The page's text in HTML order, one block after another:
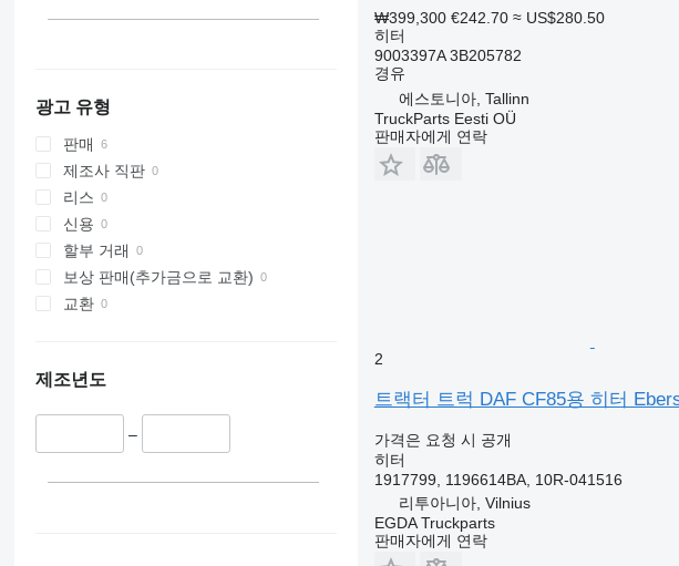
광고 유형
판매
제조사 직판
리스
신용
할부 거래
보상 판매(추가금으로 교환)
교환
제조년도
–
₩399,300 €242.70 ≈ US$280.50
히터
9003397A 3B205782
경유
에스토니아, Tallinn
TruckParts Eesti OÜ
판매자에게 연락
2
트랙터 트럭 DAF CF85용 히터
가격은 요청 시 공개
히터
1917799, 1196614BA, 10R-041516
리투아니아, Vilnius
EGDA Truckparts
판매자에게 연락